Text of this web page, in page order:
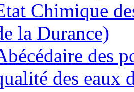
Chimique
la Durance)
des
des eaux